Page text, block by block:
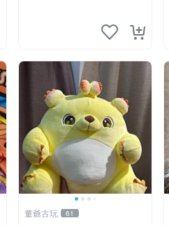
董爺古玩 61